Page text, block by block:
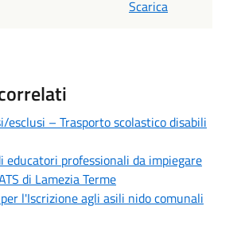
Scarica
esclusi – Trasporto scolastico disabili
educatori professionali da impiegare
di Lamezia Terme
l'Iscrizione agli asili nido comunali